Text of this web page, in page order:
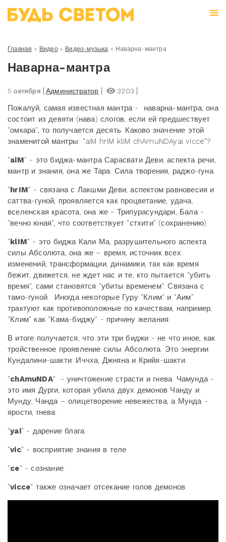
Главная » Видео» Видео-музыка » Наварна-мантра
Наварна-мантра
5 октября Администратор 3203
Пожалуй, самая известная мантра - наварна-мантра, она
состоит из девяти (нава) слогов, если ей предшествует
"омкара", то получается десять. Каково значение этой
знаменитой мантры: "aiM hrIM klIM chAmuNDAyai vicce"?
"aiM" - это биджа-мантра Сарасвати Деви, аспекта речи,
мантр и знания, она же Тара. Сила творения, раджо-гуна.
"hrIM" - связана с Лакшми Деви, аспектом равновесия и
саттва-гуной, проявляется как процветание, удача,
вселенская красота, она же - Трипурасундари, Бала -
"вечно юная", что соответствует "стхити" (сохранению).
"klIM" - это биджа Кали Ма, разрушительного аспекта
силы Абсолюта, она же – время, источник всех
изменений, трансформации, динамики, так как время
бежит, движется, не ждет нас и те, кто пытается "убить
время", сами становятся "убиты временем". Связана с
тамо-гуной. Иногда некоторые Гуру "Клим" и "Аим"
трактуют как противоположные по качествам, например,
"Клим" как "Кама-биджу" - причину желания.
В итоге получается, что эти три биджи - не что иное, как
тройственное проявление силы Абсолюта. Это энергии
Кундалини-шакти: Иччха, Джняна и Крийя-шакти.
"chAmuNDA" - уничтожение страсти и гнева. Чамунда -
это имя Дурги, которая убила двух демонов Чанду и
Мунду, Чанда – олицетворение невежества, а Мунда -
ярости, гнева.
"yai" - дарение блага.
"vic" - восприятие знания в теле.
"ce" - сознание.
"vicce" также означает отсекание голов демонов.